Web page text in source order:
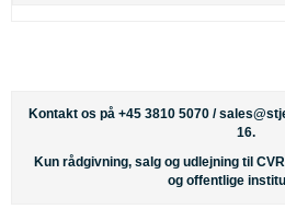
Kontakt os på +45 3810 5070 /
16.
Kun rådgivning, salg og udlejning til
og offentlige